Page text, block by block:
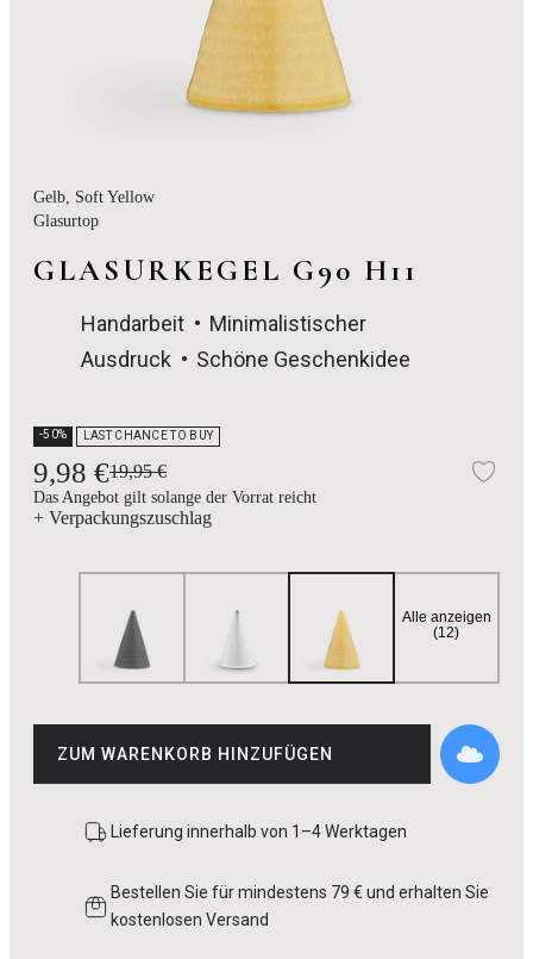
Gelb, Soft Yellow
Glasurtop
GLASURKEGEL G90 H11
Handarbeit
Minimalistischer
Ausdruck
Schöne Geschenkidee
-50% LAST CHANCE TO BUY
9,98 €19,95 €
Das Angebot gilt solange der Vorrat reicht
+ Verpackungszuschlag
Alle anzeigen
(12)
ZUM WARENKORB HINZUFÜGEN
Lieferung innerhalb von 1–4 Werktagen
Bestellen Sie für mindestens 79 € und erhalten Sie
kostenlosen Versand